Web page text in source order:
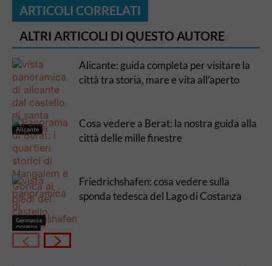
ARTICOLI CORRELATI
ALTRI ARTICOLI DI QUESTO AUTORE
Alicante
Alicante: guida completa per visitare la
città tra storia, mare e vita all’aperto
Albania
Cosa vedere a Berat: la nostra guida alla
città delle mille finestre
Germania
Friedrichshafen: cosa vedere sulla
sponda tedesca del Lago di Costanza